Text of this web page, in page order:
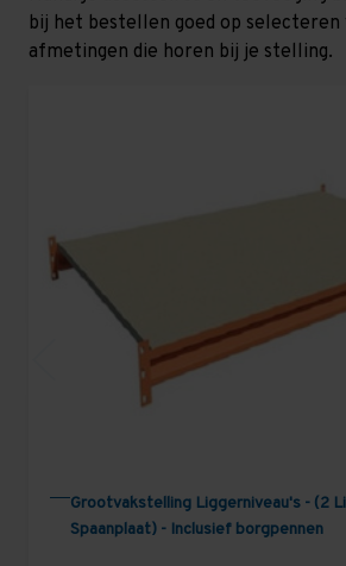
bij het bestellen goed op selecteren
afmetingen die horen bij je stelling.
Grootvakstelling Liggerniveau's - (2
Spaanplaat) - Inclusief borgpennen